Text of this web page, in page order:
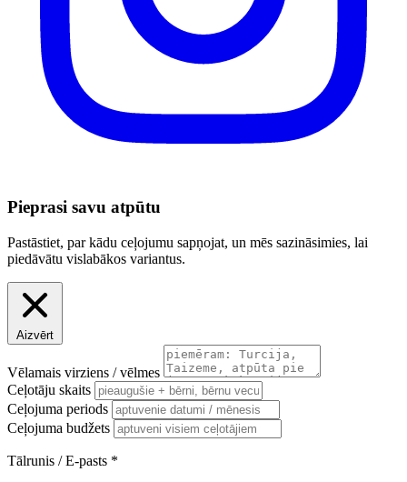
Pieprasi savu atpūtu
Pastāstiet, par kādu ceļojumu sapņojat, un mēs sazināsimies, lai
piedāvātu vislabākos variantus.
Aizvērt
Vēlamais virziens / vēlmes
Ceļotāju skaits
Ceļojuma periods
Ceļojuma budžets
Tālrunis / E-pasts *